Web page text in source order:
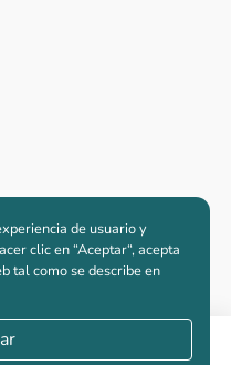
de usuario y
clic en “Aceptar“, acepta
tal como se describe en